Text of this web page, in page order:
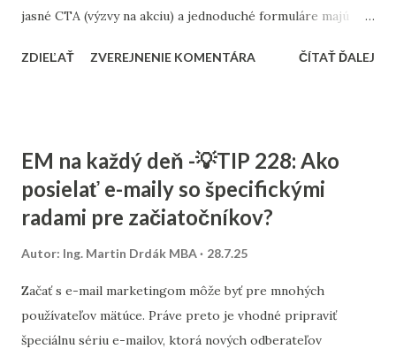
venujeme pravidelne a práve vďaka nej pomáhame e-
jasné CTA (výzvy na akciu) a jednoduché formuláre majú
prvý dojem – nad záhybom (tzv. above the fold) by mal byť
eshopy na mobiloch strácajú konverzie len preto, že košík
je zle ovládateľný prstom. Zamerajte sa na Core Web Vitals
pre mobilné zariadenia. Google aj používatelia ocenia
zlepší skóre kvality a klesne cena za preklik.
ZDIEĽAŤ ZVEREJNENIE KOMENTÁRA ČÍTAŤ ĎALEJ
EM na každý deň -💡TIP 228: Ako
posielať e-maily so špecifickými
radami pre začiatočníkov?
Autor: Ing. Martin Drdák MBA 28.7.25
Začať s e-mail marketingom môže byť pre mnohých
používateľov mätúce. Práve preto je vhodné pripraviť
špeciálnu sériu e-mailov, ktorá nových odberateľov